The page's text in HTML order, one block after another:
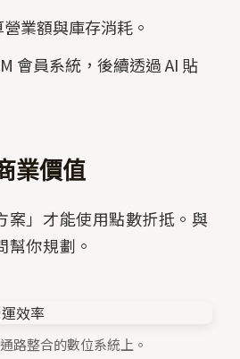
業額與庫存消耗。
會員系統，後續透過 AI 貼
業價值
案」才能使用點數折抵。與
你規劃。
路整合的數位系統上。